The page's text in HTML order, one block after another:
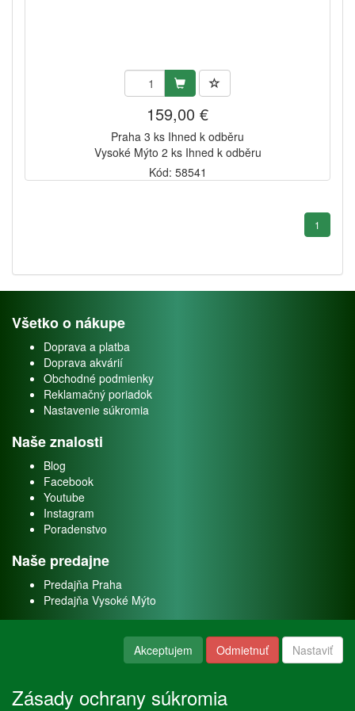
159,00 €
Praha 3 ks Ihned k odběru
Vysoké Mýto 2 ks Ihned k odběru
Kód: 58541
1
Všetko o nákupe
Doprava a platba
Doprava akvárií
Obchodné podmienky
Reklamačný poriadok
Nastavenie súkromia
Naše znalosti
Blog
Facebook
Youtube
Instagram
Poradenstvo
Naše predajne
Predajňa Praha
Predajňa Vysoké Mýto
Naše služby
Akceptujem Odmietnuť Nastaviť
Zásady ochrany súkromia